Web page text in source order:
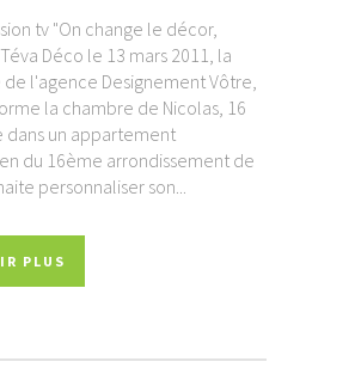
tv "On change le décor,
Déco le 13 mars 2011, la
l'agence Designement Vôtre,
la chambre de Nicolas, 16
dans un appartement
du 16ème arrondissement de
personnaliser son...
PLUS